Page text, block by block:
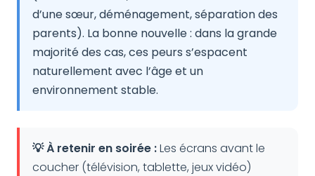
d’une sœur, déménagement, séparation des
parents). La bonne nouvelle : dans la grande
majorité des cas, ces peurs s’espacent
naturellement avec l’âge et un
environnement stable.
💡 À retenir en soirée :Les écrans avant le
coucher (télévision, tablette, jeux vidéo)